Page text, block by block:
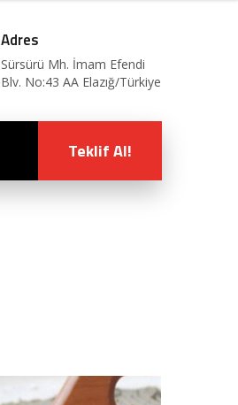
Adres
Sürsürü Mh. İmam Efendi
Blv. No:43 AA Elazığ/Türkiye
Teklif Al!